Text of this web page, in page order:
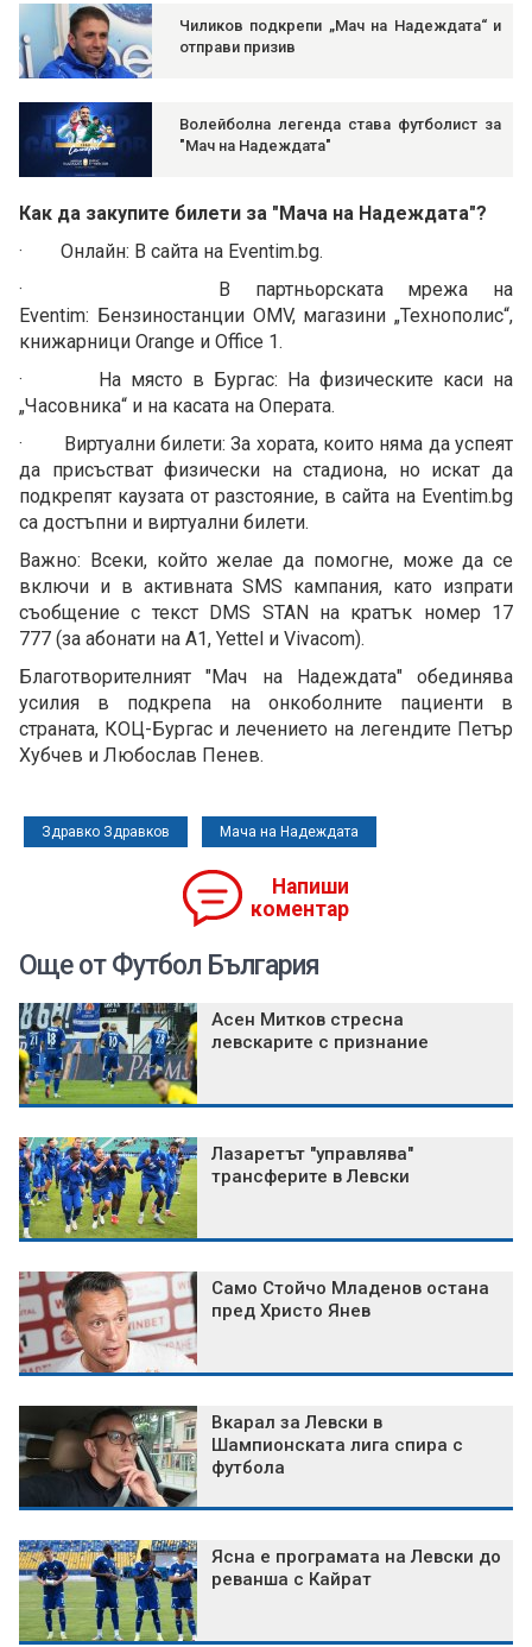
Чиликов подкрепи „Мач на Надеждата“ и
отправи призив
Волейболна легенда става футболист за
"Мач на Надеждата"
Как да закупите билети за "Мача на Надеждата"?
· Онлайн: В сайта на Eventim.bg.
· В партньорската мрежа на
Eventim: Бензиностанции OMV, магазини „Технополис“,
книжарници Orange и Office 1.
· На място в Бургас: На физическите каси на
„Часовника“ и на касата на Операта.
· Виртуални билети: За хората, които няма да успеят
да присъстват физически на стадиона, но искат да
подкрепят каузата от разстояние, в сайта на Eventim.bg
са достъпни и виртуални билети.
Важно: Всеки, който желае да помогне, може да се
включи и в активната SMS кампания, като изпрати
съобщение с текст DMS STAN на кратък номер 17
777 (за абонати на А1, Yettel и Vivacom).
Благотворителният "Мач на Надеждата" обединява
усилия в подкрепа на онкоболните пациенти в
страната, КОЦ-Бургас и лечението на легендите Петър
Хубчев и Любослав Пенев.
Здравко Здравков Мача на Надеждата
Напиши
коментар
Още от Футбол България
Асен Митков стресна
левскарите с признание
Лазаретът "управлява"
трансферите в Левски
Само Стойчо Младенов остана
пред Христо Янев
Вкарал за Левски в
Шампионската лига спира с
футбола
Ясна е програмата на Левски до
реванша с Кайрат